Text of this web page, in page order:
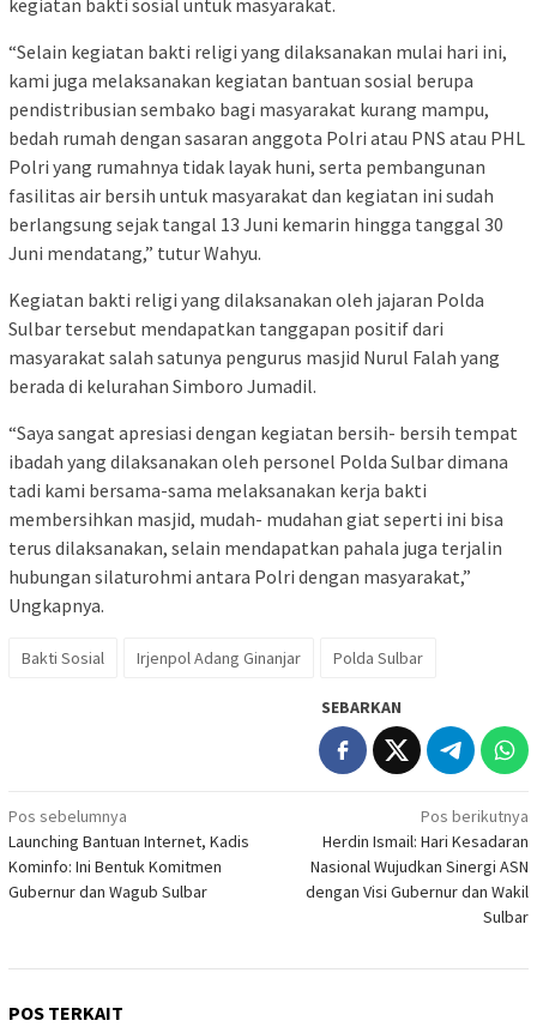
kegiatan bakti sosial untuk masyarakat.
“Selain kegiatan bakti religi yang dilaksanakan mulai hari ini,
kami juga melaksanakan kegiatan bantuan sosial berupa
pendistribusian sembako bagi masyarakat kurang mampu,
bedah rumah dengan sasaran anggota Polri atau PNS atau PHL
Polri yang rumahnya tidak layak huni, serta pembangunan
fasilitas air bersih untuk masyarakat dan kegiatan ini sudah
berlangsung sejak tangal 13 Juni kemarin hingga tanggal 30
Juni mendatang,” tutur Wahyu.
Kegiatan bakti religi yang dilaksanakan oleh jajaran Polda
Sulbar tersebut mendapatkan tanggapan positif dari
masyarakat salah satunya pengurus masjid Nurul Falah yang
berada di kelurahan Simboro Jumadil.
“Saya sangat apresiasi dengan kegiatan bersih- bersih tempat
ibadah yang dilaksanakan oleh personel Polda Sulbar dimana
tadi kami bersama-sama melaksanakan kerja bakti
membersihkan masjid, mudah- mudahan giat seperti ini bisa
terus dilaksanakan, selain mendapatkan pahala juga terjalin
hubungan silaturohmi antara Polri dengan masyarakat,”
Ungkapnya.
Bakti Sosial Irjenpol Adang Ginanjar Polda Sulbar
SEBARKAN
Navigasi
pos
Pos sebelumnya
Launching Bantuan Internet, Kadis
Kominfo: Ini Bentuk Komitmen
Gubernur dan Wagub Sulbar
Pos berikutnya
Herdin Ismail: Hari Kesadaran
Nasional Wujudkan Sinergi ASN
dengan Visi Gubernur dan Wakil
Sulbar
POS TERKAIT